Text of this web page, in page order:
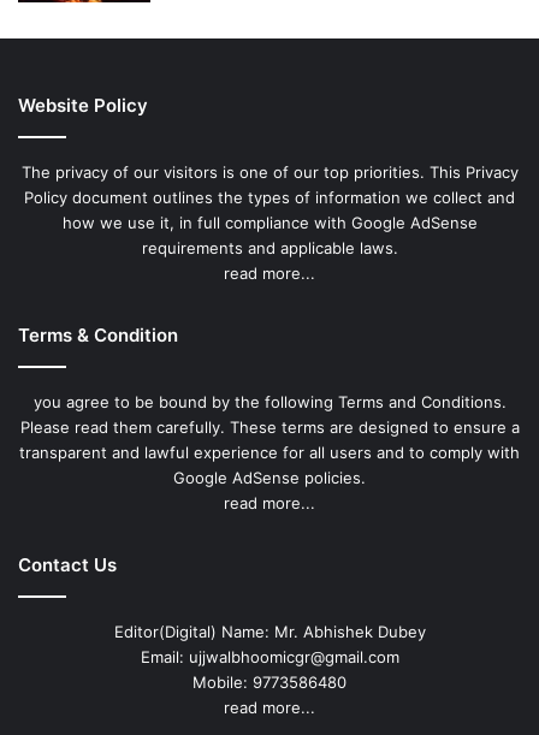
Website Policy
The privacy of our visitors is one of our top priorities. This Privacy
Policy document outlines the types of information we collect and
how we use it, in full compliance with Google AdSense
requirements and applicable laws.
read more...
Terms & Condition
you agree to be bound by the following Terms and Conditions.
Please read them carefully. These terms are designed to ensure a
transparent and lawful experience for all users and to comply with
Google AdSense policies.
read more...
Contact Us
Editor(Digital) Name: Mr. Abhishek Dubey
Email: ujjwalbhoomicgr@gmail.com
Mobile: 9773586480
read more...